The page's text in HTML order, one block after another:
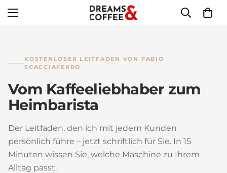
KOSTENLOSER LEITFADEN VON FABIO
SCACCIAFERRO
Vom Kaffeeliebhaber zum
Heimbarista
Der Leitfaden, den ich mit jedem Kunden
persönlich führe – jetzt schriftlich für Sie. In 15
Minuten wissen Sie, welche Maschine zu Ihrem
Alltag passt.